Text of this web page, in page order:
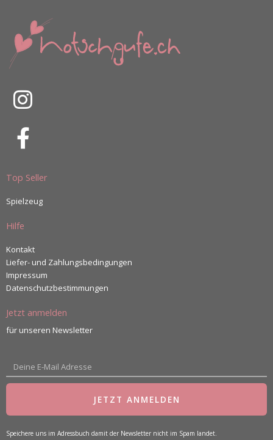
Top Seller
Spielzeug
Hilfe
Kontakt
Liefer- und Zahlungsbedingungen
Impressum
Datenschutzbestimmungen
Jetzt anmelden
für unseren Newsletter
Mail
JETZT ANMELDEN
Speichere uns im Adressbuch damit der Newsletter nicht im Spam landet.